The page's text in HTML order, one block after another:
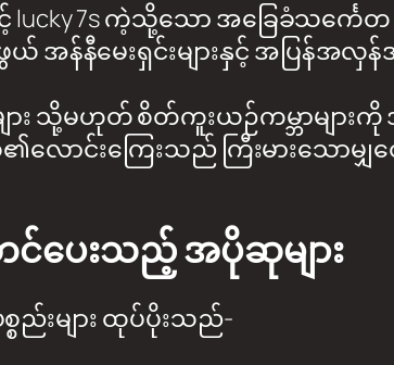
နှင့် lucky 7s ကဲ့သို့သော အခြေခံသင်္က
ာဖွယ် အန်နီမေးရှင်းများနှင့် အပြန်
ျား သို့မဟုတ် စိတ်ကူးယဉ်ကမ္ဘာများကို
လောင်းကြေးသည် ကြီးမားသောမ
င်ပေးသည့် အပိုဆုများ
ည်းများ ထုပ်ပိုးသည်-